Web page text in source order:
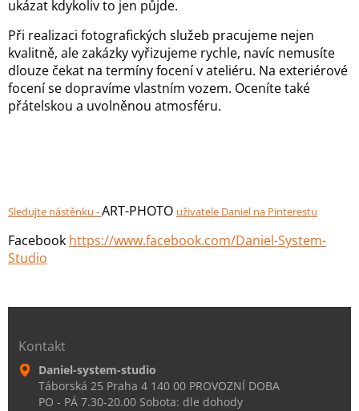
ukázat kdykoliv to jen půjde.
Při realizaci fotografických služeb pracujeme nejen
kvalitně, ale zakázky vyřizujeme rychle, navíc nemusíte
dlouze čekat na termíny focení v ateliéru. Na exteriérové
focení se dopravíme vlastním vozem. Oceníte také
přátelskou a uvolněnou atmosféru.
Sledujte nástěnku -ART-PHOTO uživatele Daniel na Pinterestu
Facebook https://www.facebook.com/Daniel-System-
Studio
Kontakt
Daniel-system-studio
Táborská 25 Praha 4 140 00 PROVOZNÍ DOBA
PO - PÁ 7.30-20.00 Sobota: dle dohody